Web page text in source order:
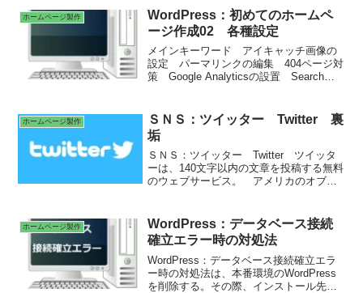
ホームページ製作
WordPress：初めてのホームペ
ージ作成02 各種設定
メインキーワード アイキャッチ画像の
設定 パーマリンクの編集 404ページ対
策 Google Analyticsの設置 Search
録 キーワードリサーチツール 解析ツ
ール ＩＴ用語辞書
ホームページ製作
ＳＮＳ：ツイッター Twitter 裏
垢
ＳＮＳ：ツイッター Twitter ツイッタ
ーは、140文字以内の文章を投稿する無料
のウェブサービス。 アメリカのオブビ
ライン リプライ リツイート ハッシ
ュタグ 炎上 裏垢（うらあか）
ホームページ製作
WordPress：データベース接続
確立エラー時の対処法
WordPress：データベース接続確立エラ
ー時の対処法は、本番環境のWordPress
を削除する。その際、インストール先の